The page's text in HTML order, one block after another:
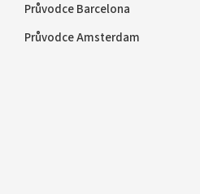
Průvodce Barcelona
Průvodce Amsterdam